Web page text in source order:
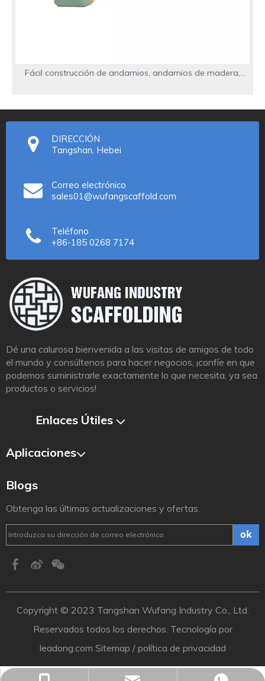
Fácil construcción de andamios, andamios de madera,
DIRECCIÓN
Tangshan, Hebei
Correo electrónico
sales01@wufangscaffold.com
Teléfono
+86-185 0268 7174
Dé una calurosa bienvenida a las visitas de amigos de todo
el mundo y consúltenos para hacer negocios, ¡confíe en que
podemos suministrarle exactamente lo que necesita, ya sea
productos o servicios!
Enlaces Útiles
Aplicaciones
Blogs
Obtenga las últimas actualizaciones y ofertas.
ok
Copyright ©️ 2023 Tangshan Wufang Industry Co., Ltd.
Reservados todos los derechos. Tecnología por
leadong.com Sitemap / política de privacidad